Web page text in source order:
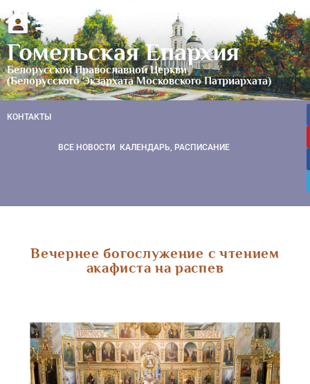
Гомельская Епархия
Белорусской Православной Церкви
(Белорусского Экзархата Московского Патриархата)
КОНТАКТЫ
ВСЕ НОВОСТИ КАЛЕНДАРЬ, РАСПИСАНИЕ
Вечернее богослужение с чтением
акафиста на распев